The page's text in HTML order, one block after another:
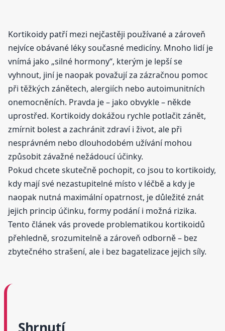
Kortikoidy patří mezi nejčastěji používané a zároveň
nejvíce obávané léky současné medicíny. Mnoho lidí je
vnímá jako „silné hormony“, kterým je lepší se
vyhnout, jiní je naopak považují za zázračnou pomoc
při těžkých zánětech, alergiích nebo autoimunitních
onemocněních. Pravda je – jako obvykle – někde
uprostřed. Kortikoidy dokážou rychle potlačit zánět,
zmírnit bolest a zachránit zdraví i život, ale při
nesprávném nebo dlouhodobém užívání mohou
způsobit závažné nežádoucí účinky.
Pokud chcete skutečně pochopit, co jsou to kortikoidy,
kdy mají své nezastupitelné místo v léčbě a kdy je
naopak nutná maximální opatrnost, je důležité znát
jejich princip účinku, formy podání i možná rizika.
Tento článek vás provede problematikou kortikoidů
přehledně, srozumitelně a zároveň odborně – bez
zbytečného strašení, ale i bez bagatelizace jejich síly.